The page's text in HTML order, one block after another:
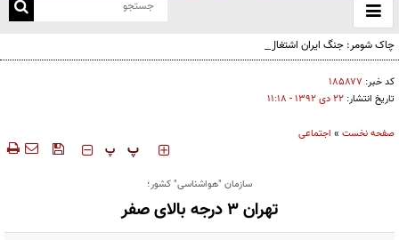
باز
و
چاک شومر: جنگ ایران اشتغال آمریکا را تخریب کرد؛ ترامپ از کدام سیاره آمده؟!
کد خبر: ۱۸۵۸۷۷
تاریخ انتشار: ۲۲ دی ۱۳۹۲ - ۱۱:۱۸
صفحه نخست » اجتماعی
‍‍‍ پ پ
سازمان "هواشناسی" کشور؛
تهران 3 درجه بالای صفر